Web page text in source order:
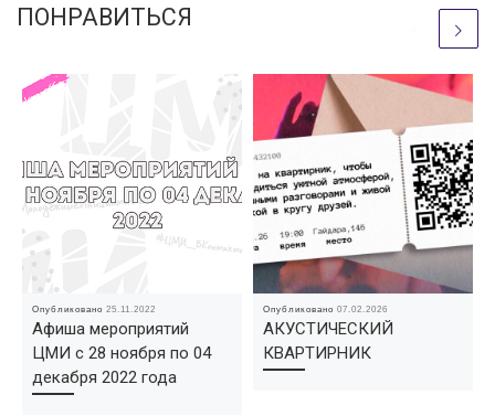
ПОНРАВИТЬСЯ
Опубликовано25.11.2022
Афиша мероприятий
ЦМИ с 28 ноября по 04
декабря 2022 года
Опубликовано07.02.2026
АКУСТИЧЕСКИЙ
КВАРТИРНИК